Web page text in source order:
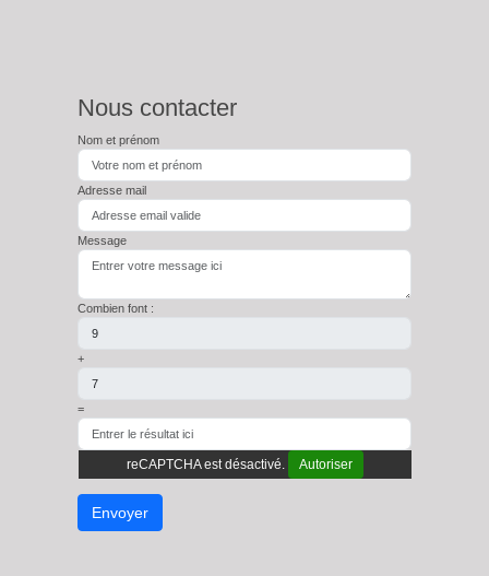
Nous contacter
Nom et prénom
Adresse mail
Message
Combien font :
+
=
reCAPTCHA est désactivé. Autoriser
Envoyer